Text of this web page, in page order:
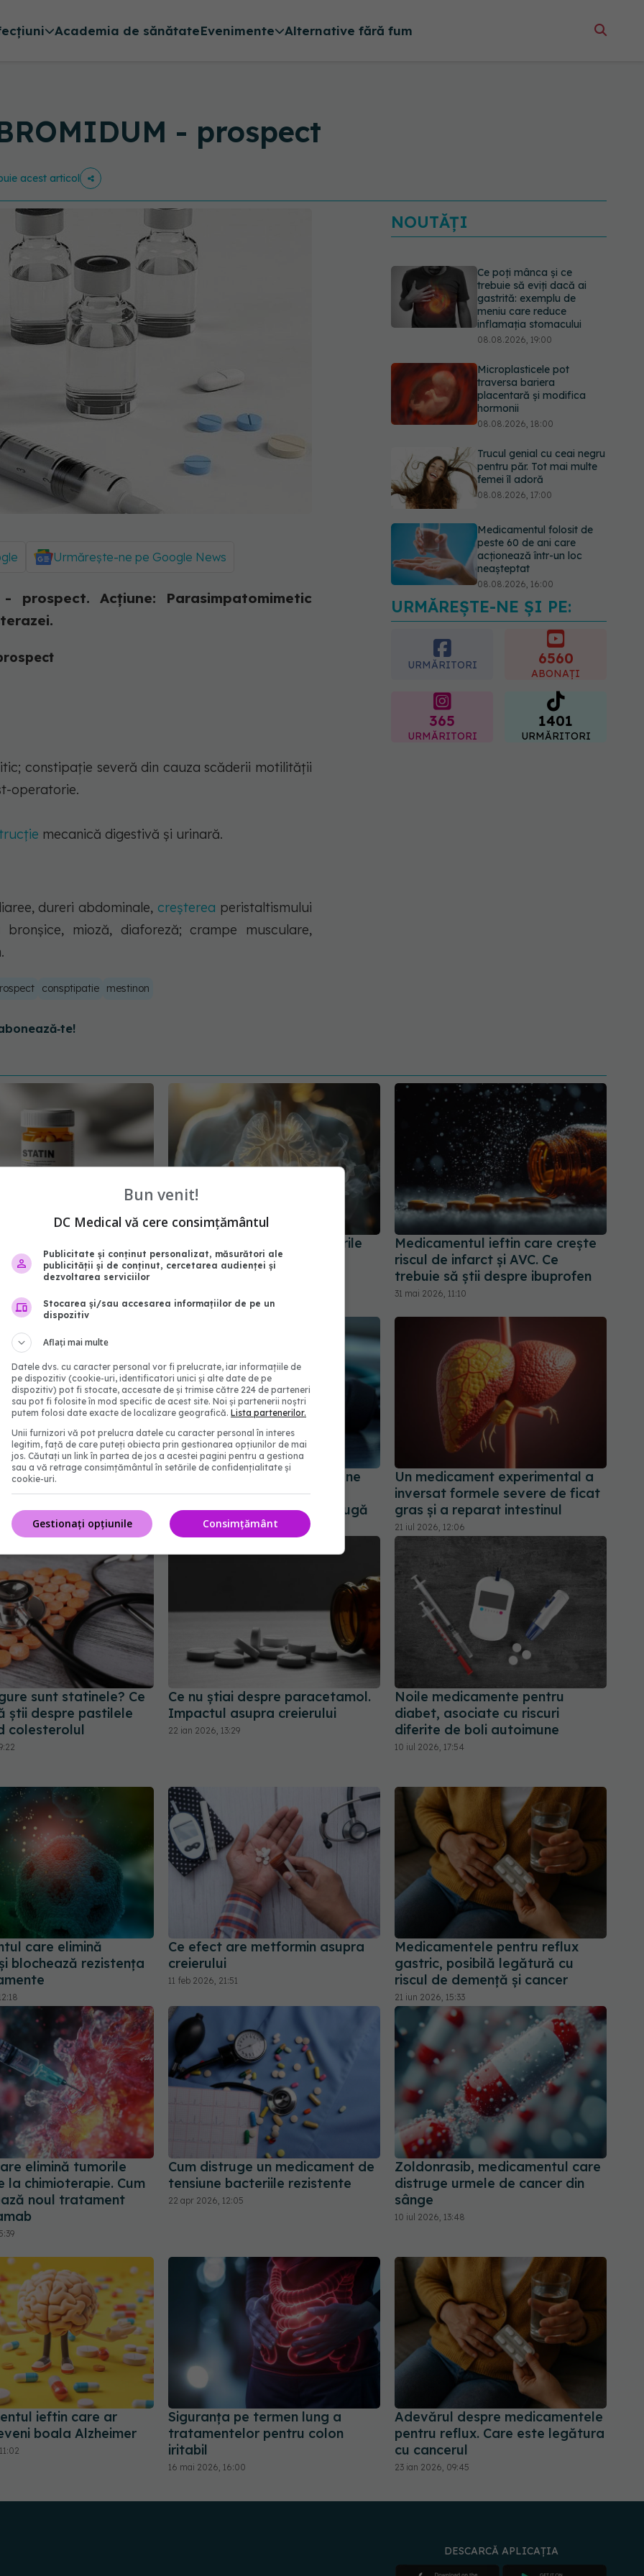
Academia de sănătateEvenimente Alternative fără fum
- prospect
acest articol
Urmărește-ne pe Google News
- prospect. Acțiune: Parasimpatomimetic
constipaţie severă din cauza scăderii motilităţii
operatorie.
mecanică digestivă şi urinară.
dureri abdominale, creşterea peristaltismului
bronşice, mioză, diaforeză; crampe musculare,
consptipatie mestinon
NOUTĂȚI
Ce poți mânca și ce
trebuie să eviți dacă ai
gastrită: exemplu de
meniu care reduce
inflamația stomacului
08.08.2026, 19:00
Microplasticele pot
traversa bariera
placentară și modifica
hormonii
08.08.2026, 18:00
Trucul genial cu ceai negru
pentru păr. Tot mai multe
femei îl adoră
08.08.2026, 17:00
Medicamentul folosit de
peste 60 de ani care
acționează într-un loc
neașteptat
08.08.2026, 16:00
Transpirații nocturne:
semnul ignorat care poate
ascunde probleme
serioase de sănătate
08.08.2026, 20:00
URMĂREȘTE-NE ȘI PE:
URMĂRITORI 6560
ABONAȚI
365
URMĂRITORI
1401
URMĂRITORI
minute care poate
ai nevoie de statine,
ai colesterolul normal
Terapia care distruge tumorile
pulmonare
Medicamentul ieftin care crește
riscul de infarct și AVC. Ce
trebuie să știi despre ibuprofen
31 mai 2026, 11:10
comun care îți
Medicamentul pentru tensiune
care forțează celulele
canceroase să se autodistrugă
27 mai 2026, 15:00
Un medicament experimental a
inversat formele severe de ficat
gras și a reparat intestinul
21 iul 2026, 12:06
sunt statinele? Ce
știi despre pastilele
colesterolul
Ce nu știai despre paracetamol.
Impactul asupra creierului
22 ian 2026, 13:29
Noile medicamente pentru
diabet, asociate cu riscuri
diferite de boli autoimune
10 iul 2026, 17:54
care elimină
blochează rezistența
Ce efect are metformin asupra
creierului
11 feb 2026, 21:51
Medicamentele pentru reflux
gastric, posibilă legătură cu
riscul de demență și cancer
21 iun 2026, 15:33
elimină tumorile
la chimioterapie. Cum
noul tratament
Cum distruge un medicament de
tensiune bacteriile rezistente
22 apr 2026, 12:05
Zoldonrasib, medicamentul care
distruge urmele de cancer din
sânge
10 iul 2026, 13:48
ieftin care ar
boala Alzheimer
Siguranța pe termen lung a
tratamentelor pentru colon
iritabil
16 mai 2026, 16:00
Adevărul despre medicamentele
pentru reflux. Care este legătura
cu cancerul
23 ian 2026, 09:45
DESCARCĂ APLICAȚIA
Bun venit!
DC Medical vă cere consimțământul
Publicitate și conținut personalizat, măsurători ale
publicității și de conținut, cercetarea audienței și
dezvoltarea serviciilor
Stocarea și/sau accesarea informațiilor de pe un
dispozitiv
Aflați mai multe
Datele dvs. cu caracter personal vor fi prelucrate, iar informațiile de
pe dispozitiv (cookie-uri, identificatori unici și alte date de pe
dispozitiv) pot fi stocate, accesate de și trimise către 224 de parteneri
sau pot fi folosite în mod specific de acest site. Noi și partenerii noștri
putem folosi date exacte de localizare geografică. Lista partenerilor.
Unii furnizori vă pot prelucra datele cu caracter personal în interes
legitim, față de care puteți obiecta prin gestionarea opțiunilor de mai
jos. Căutați un link în partea de jos a acestei pagini pentru a gestiona
sau a vă retrage consimțământul în setările de confidențialitate și
cookie-uri.
Consimțământ
Gestionați opțiunile